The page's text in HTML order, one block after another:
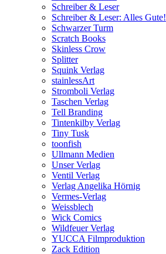
Schreiber & Leser
Schreiber & Leser: Alles Gute!
Schwarzer Turm
Scratch Books
Skinless Crow
Splitter
Squink Verlag
stainlessArt
Stromboli Verlag
Taschen Verlag
Tell Branding
Tintenkilby Verlag
Tiny Tusk
toonfish
Ullmann Medien
Unser Verlag
Ventil Verlag
Verlag Angelika Hörnig
Vermes-Verlag
Weissblech
Wick Comics
Wildfeuer Verlag
YUCCA Filmproduktion
Zack Edition